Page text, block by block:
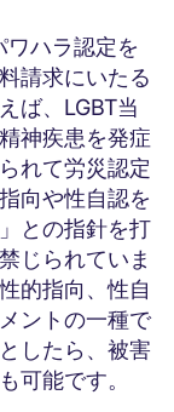
ワハラ認定を
請求にいたる
ば、LGBT当
神疾患を発症
れて労災認定
向や性自認を
との指針を打
じられていま
的指向、性自
ントの一種で
したら、被害
可能です。